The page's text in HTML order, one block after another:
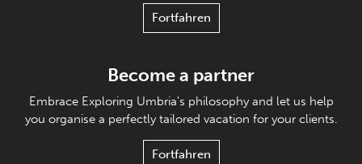
Fortfahren
Become a partner
Embrace Exploring Umbria's philosophy and let us help
you organise a perfectly tailored vacation for your clients.
Fortfahren